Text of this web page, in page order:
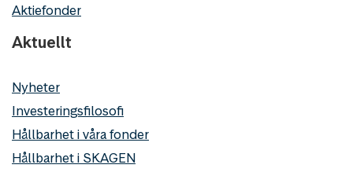
Aktiefonder
Aktuellt
Nyheter
Investeringsfilosofi
Hållbarhet i våra fonder
Hållbarhet i SKAGEN